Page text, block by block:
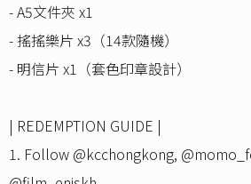
- A5文件夾 x1
- 搖搖樂片 x3（14款隨機）
- 明信片 x1（套色印章設計）
| REDEMPTION GUIDE |
1. Follow @kcchongkong,